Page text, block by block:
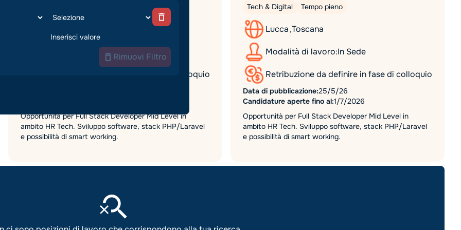
Rimuovi Filtro
Modalità di lavoro:In Sede
Retribuzione da definire in fase di colloquio
Opportunità per Full Stack Developer Mid Level in
ambito HR Tech. Sviluppo software, stack PHP/Laravel
e possibilità di smart working.
Tech & Digital
Tempo pieno
Lucca,Toscana
Modalità di lavoro:In Sede
Retribuzione da definire in fase di colloquio
Data di pubblicazione:25/5/26
Candidature aperte fino al:1/7/2026
Opportunità per Full Stack Developer Mid Level in
ambito HR Tech. Sviluppo software, stack PHP/Laravel
e possibilità di smart working.